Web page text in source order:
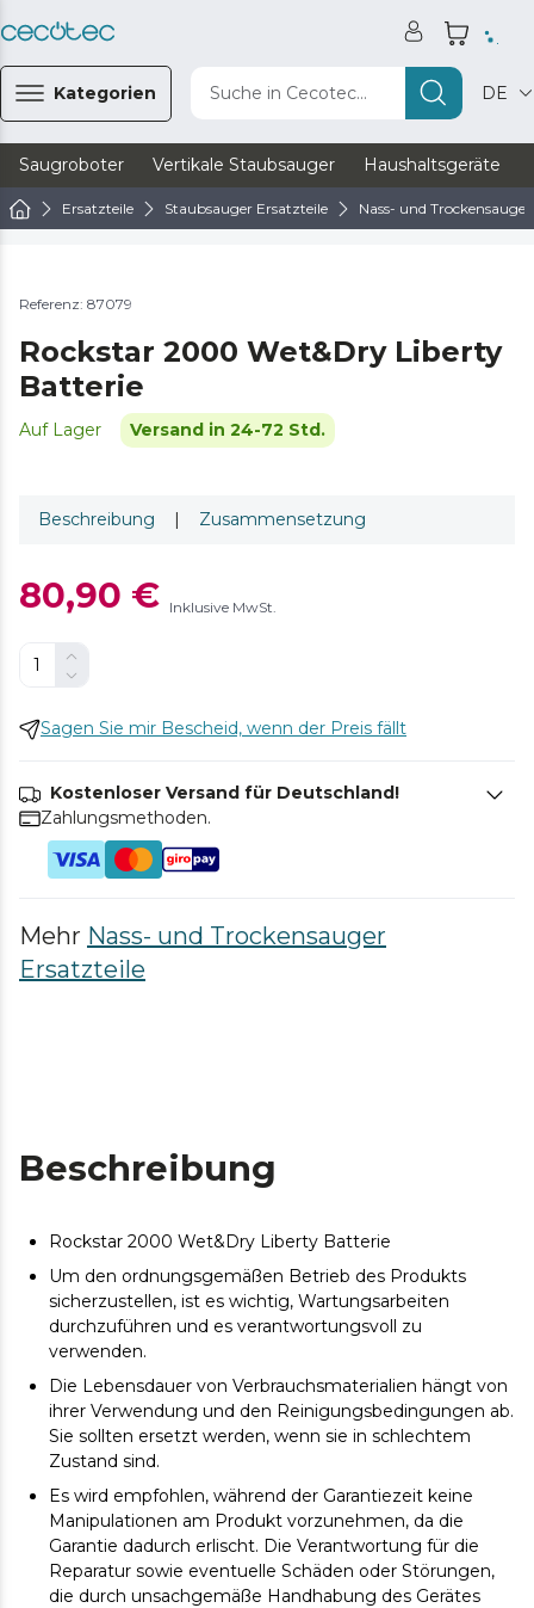
Kategorien Suche in Cecotec... DE
Saugroboter Vertikale Staubsauger Haushaltsgeräte
Ersatzteile Staubsauger Ersatzteile Nass- und
Referenz: 87079
Rockstar 2000 Wet&Dry Liberty
Batterie
Auf Lager Versand in 24-72 Std.
Beschreibung | Zusammensetzung
80,90 € Inklusive MwSt.
Sagen Sie mir Bescheid, wenn der Preis fällt
Kostenloser Versand für Deutschland!
Zahlungsmethoden.
Mehr Nass- und Trockensauger
Ersatzteile
Beschreibung
Rockstar 2000 Wet&Dry Liberty Batterie
Um den ordnungsgemäßen Betrieb des Produkts
sicherzustellen, ist es wichtig, Wartungsarbeiten
durchzuführen und es verantwortungsvoll zu
verwenden.
Die Lebensdauer von Verbrauchsmaterialien hängt von
ihrer Verwendung und den Reinigungsbedingungen ab.
Sie sollten ersetzt werden, wenn sie in schlechtem
Zustand sind.
Es wird empfohlen, während der Garantiezeit keine
Manipulationen am Produkt vorzunehmen, da die
Garantie dadurch erlischt. Die Verantwortung für die
Reparatur sowie eventuelle Schäden oder Störungen,
die durch unsachgemäße Handhabung des Gerätes